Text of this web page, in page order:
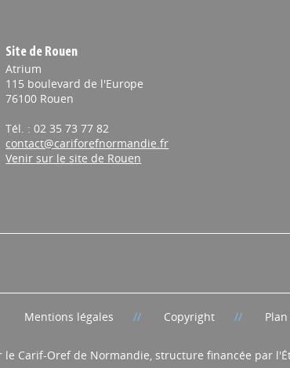
Site de Rouen
Atrium
115 boulevard de l'Europe
76100 Rouen
Tél. : 02 35 73 77 82
contact@cariforefnormandie.fr
Venir sur le site de Rouen
Mentions légales Copyright
Carif-Oref de Normandie, structure financée par